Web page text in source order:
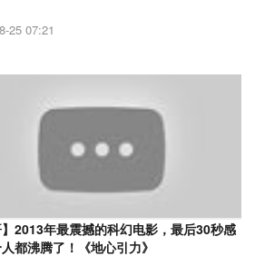
25 07:21
】2013年最震撼的科幻电影，最后30秒感
都沸腾了！《地心引力》